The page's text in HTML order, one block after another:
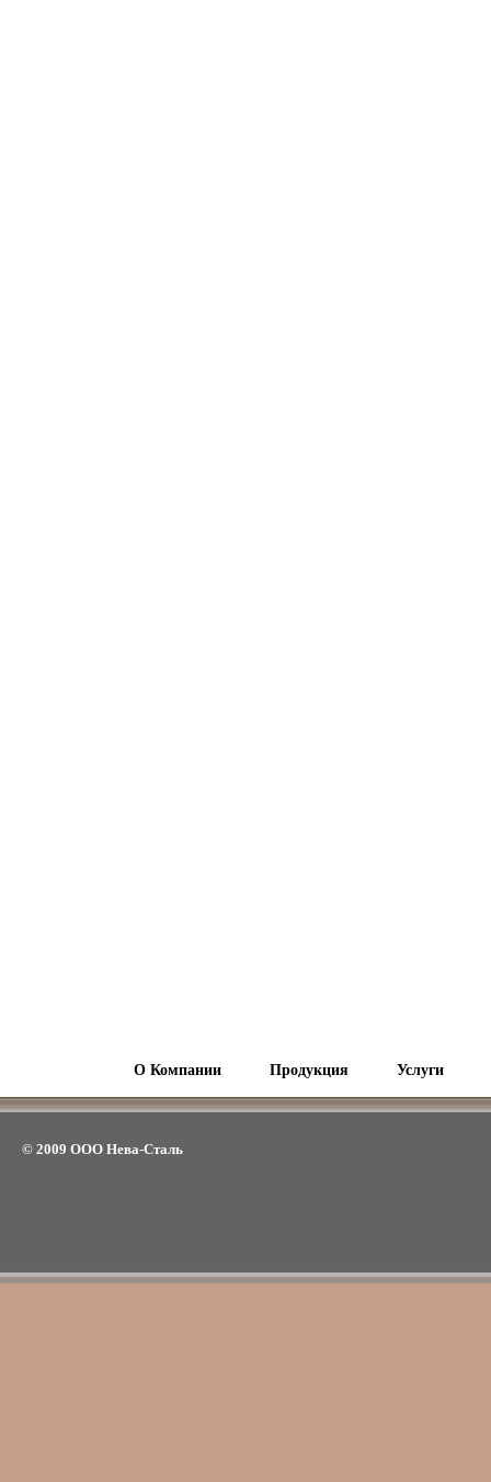
О Компании Продукция Услуги
© 2009 ООО Нева-Сталь